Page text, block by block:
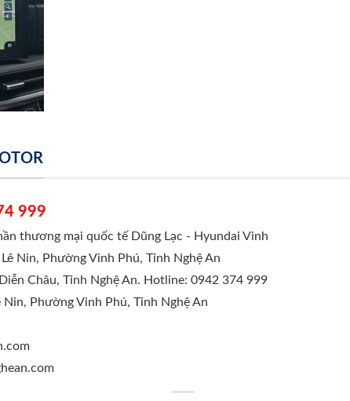
999
thương mại quốc tế Dũng Lạc - Hyundai Vinh
Nin, Phường Vinh Phú, Tỉnh Nghệ An
Châu, Tỉnh Nghệ An. Hotline: 0942 374 999
Phường Vinh Phú, Tỉnh Nghệ An